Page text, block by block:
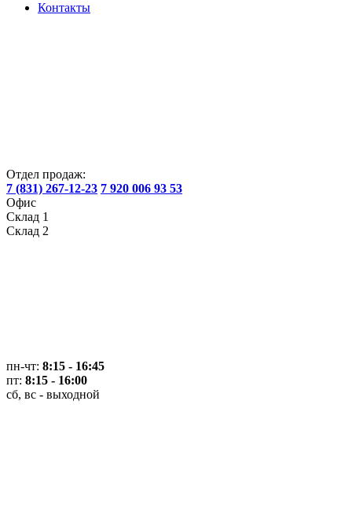
Контакты
Отдел продаж:
7 (831) 267-12-23 7 920 006 93 53
Офис
Склад 1
Склад 2
пн-чт: 8:15 - 16:45
пт: 8:15 - 16:00
сб, вс - выходной